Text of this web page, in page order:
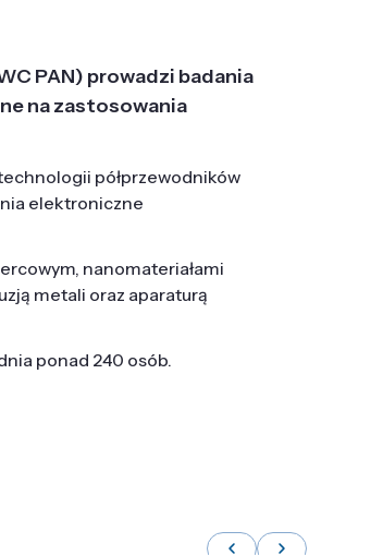
PAN) prowadzi badania
na zastosowania
półprzewodników
elektroniczne
nanomateriałami
metali oraz aparaturą
ponad 240 osób.